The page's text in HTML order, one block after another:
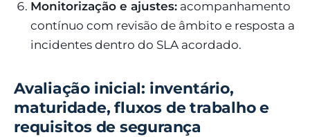
Monitorização e ajustes: acompanhamento
contínuo com revisão de âmbito e resposta a
incidentes dentro do SLA acordado.
Avaliação inicial: inventário,
maturidade, fluxos de trabalho e
requisitos de segurança